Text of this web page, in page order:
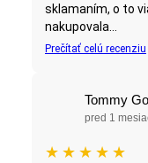
sklamaním, o to
nakupovala...
Prečítať celú recenziu
Tommy
pred 1
★ ★ ★ ★ ★